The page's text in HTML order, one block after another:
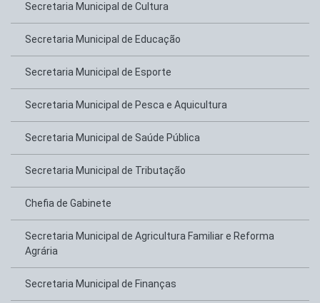
Secretaria Municipal de Cultura
Secretaria Municipal de Educação
Secretaria Municipal de Esporte
Secretaria Municipal de Pesca e Aquicultura
Secretaria Municipal de Saúde Pública
Secretaria Municipal de Tributação
Chefia de Gabinete
Secretaria Municipal de Agricultura Familiar e Reforma
Agrária
Secretaria Municipal de Finanças